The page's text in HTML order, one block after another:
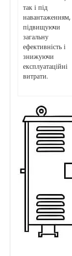
так і під
навантаженням,
підвищуючи
загальну
ефективність і
знижуючи
експлуатаційні
витрати.